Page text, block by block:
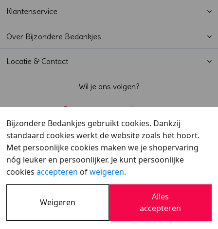
Klantenservice
Over Bijzondere Bedankjes
Locatie & Contact
Wil je ons volgen?
Overzicht• Cookies•Privacy
© 2007 - 2026 - Bijzondere Bedankjes
Bijzondere Bedankjes gebruikt cookies. Dankzij
standaard cookies werkt de website zoals het hoort.
Met persoonlijke cookies maken we je shopervaring
nóg leuker en persoonlijker. Je kunt persoonlijke
cookies accepteren ofweigeren.
Weigeren
Alles
accepteren